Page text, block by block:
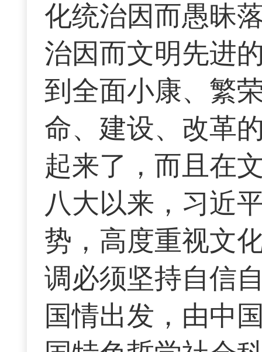
化统治因而愚昧
治因而文明先进
到全面小康、繁
命、建设、改革
起来了，而且在
八大以来，习近
势，高度重视文
调必须坚持自信
国情出发，由中